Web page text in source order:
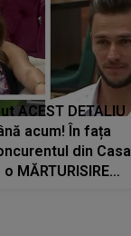
ACEST DETALIU
acum! În fața
din Casa
MĂRTURISIRE